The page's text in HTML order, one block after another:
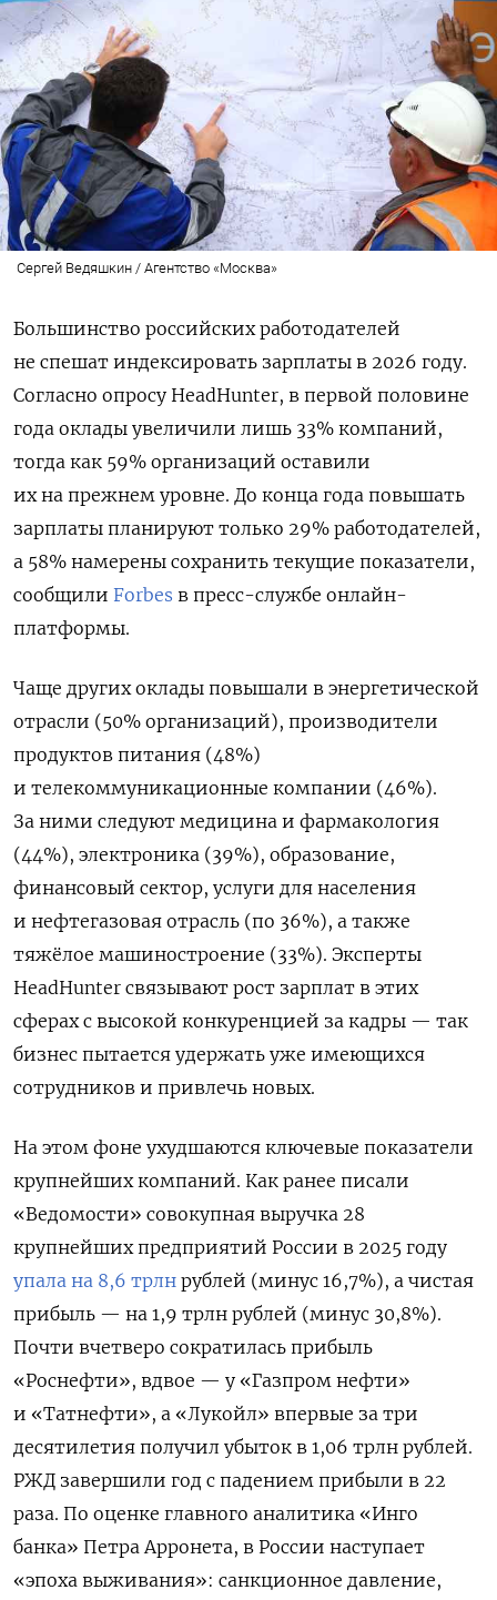
Сергей Ведяшкин / Агентство «Москва»
Большинство российских работодателей
не спешат индексировать зарплаты в 2026 году.
Согласно опросу HeadHunter, в первой половине
года оклады увеличили лишь 33% компаний,
тогда как 59% организаций оставили
их на прежнем уровне. До конца года повышать
зарплаты планируют только 29% работодателей,
а 58% намерены сохранить текущие показатели,
сообщили Forbes в пресс-службе онлайн-
платформы.
Чаще других оклады повышали в энергетической
отрасли (50% организаций), производители
продуктов питания (48%)
и телекоммуникационные компании (46%).
За ними следуют медицина и фармакология
(44%), электроника (39%), образование,
финансовый сектор, услуги для населения
и нефтегазовая отрасль (по 36%), а также
тяжёлое машиностроение (33%). Эксперты
HeadHunter связывают рост зарплат в этих
сферах с высокой конкуренцией за кадры — так
бизнес пытается удержать уже имеющихся
сотрудников и привлечь новых.
На этом фоне ухудшаются ключевые показатели
крупнейших компаний. Как ранее писали
«Ведомости» совокупная выручка 28
крупнейших предприятий России в 2025 году
упала на 8,6 трлн рублей (минус 16,7%), а чистая
прибыль — на 1,9 трлн рублей (минус 30,8%).
Почти вчетверо сократилась прибыль
«Роснефти», вдвое — у «Газпром нефти»
и «Татнефти», а «Лукойл» впервые за три
десятилетия получил убыток в 1,06 трлн рублей.
РЖД завершили год с падением прибыли в 22
раза. По оценке главного аналитика «Инго
банка» Петра Арронета, в России наступает
«эпоха выживания»: санкционное давление,